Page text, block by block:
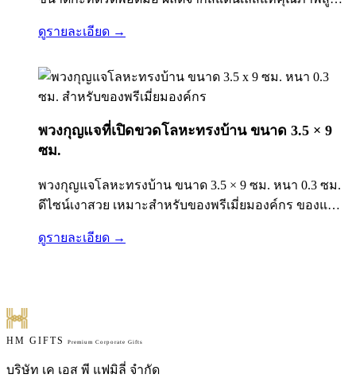
รอยนิ้วมือ มาพร้อมห่วงพวงกุญแจขนาดมาตรฐาน
เปิดขวดถูกออกแบบให้แข็งแรง ใช้งานได้จริง ไม่งอ…
ดูรายละเอียด →
พวงกุญแจที่เปิดขวดโลหะทรงบ้าน ขนาด 3.5 × 9
ซม.
พวงกุญแจโลหะทรงบ้าน ขนาด 3.5 × 9 ซม. หนา 0.3 ซม.
ดีไซน์เงาสวย เหมาะสำหรับของพรีเมี่ยมองค์กร ของแจก
ดูรายละเอียด →
HM GIFTS Premium Corporate Gifts
บริษัท เค เอส พี แฟมิลี่ จำกัด